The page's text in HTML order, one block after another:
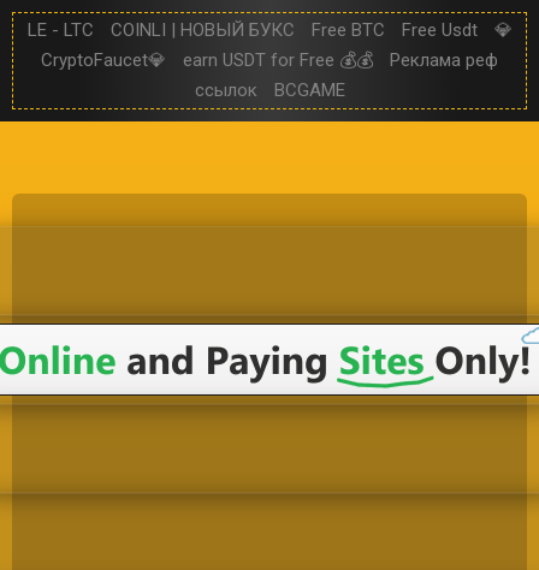
LE - LTC COINLI | НОВЫЙ БУКС Free BTC Free Usdt
💎
CryptoFaucet💎
earn USDT for Free 💰💰
Реклама реф
ссылок
BCGAME